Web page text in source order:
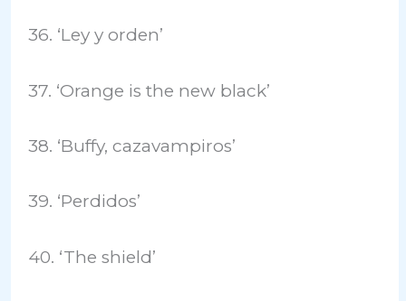
36. ‘Ley y orden’
37. ‘Orange is the new black’
38. ‘Buffy, cazavampiros’
39. ‘Perdidos’
40. ‘The shield’